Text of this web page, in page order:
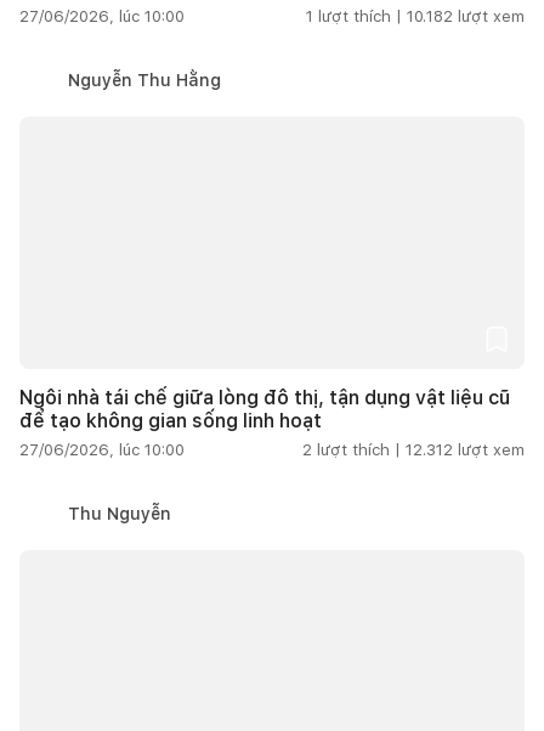
27/06/2026, lúc 10:00 1 lượt thích | 10.182 lượt xem
Nguyễn Thu Hằng
Ngôi nhà tái chế giữa lòng đô thị, tận dụng vật liệu cũ
để tạo không gian sống linh hoạt
27/06/2026, lúc 10:00 2 lượt thích | 12.312 lượt xem
Thu Nguyễn